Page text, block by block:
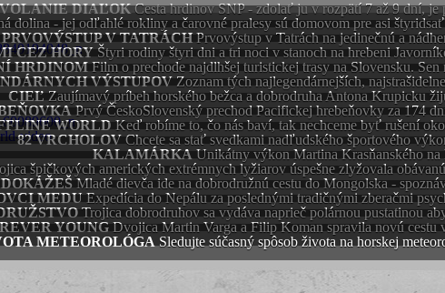
VOLANIE DIAĽOK Cesta hrdinov SNP - zdolať ju v rozpätí 7 až 9 dní, je
dolina - jej odľahlé rokliny a čarovné pralesy sú domovom pre asi
PRVOVÝSTUP V TATRÁCH Prvovýstup v Tatrách na jedinečnú a
CEZ HORY Štyri rodiny štyri dni a tri noci v stanoch na hrebeni
HRDINOM Film o prechode najdlhšej turistickej trasy na Slovensku.
VÝSTUPOV Zoznam tých najlegendárnejších,
CIEĽ Zaujímavý príbeh horského bežca a dobrodruha Antona Krupicku
Prvý ČeskoSlovenský prechod Pacifickej hrebeňovky za 174
WORLD Keď robíme to, čo nás baví, tak nechceme byť rušení
82 VRCHOLOV Chcete sa stať svedkami nadľudského športového
KALAMÁRKA Unikátny výkon Martina Krasňanského na
špičkových amerických extrémnych lyžiarov úspešne zlyžovala
Mladé dievča ide na dobrodružnú cestu do Mongolska -
MEDU Expedícia do Nepálu za poslednými tradičnými zberačmi
Trojica dobrodruhov sa vydáva naprieč polárnou pustatinou
YOUNG Dvojica Martin Varga a Filip Koman spravila novú cestu
METEOROLÓGA Sledujte súčasný spôsob života na horskej